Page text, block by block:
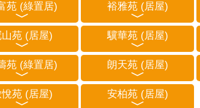
苑 (綠置居) 裕雅苑 (居屋)
苑 (居屋) 驥華苑 (居屋)
苑 (綠置居) 朗天苑 (居屋)
悅苑 (居屋) 安柏苑 (居屋)